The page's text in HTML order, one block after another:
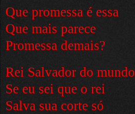
Que promessa é essa
Que mais parece
Promessa demais?
Rei Salvador do mundo
Se eu sei que o rei
Salva sua corte só